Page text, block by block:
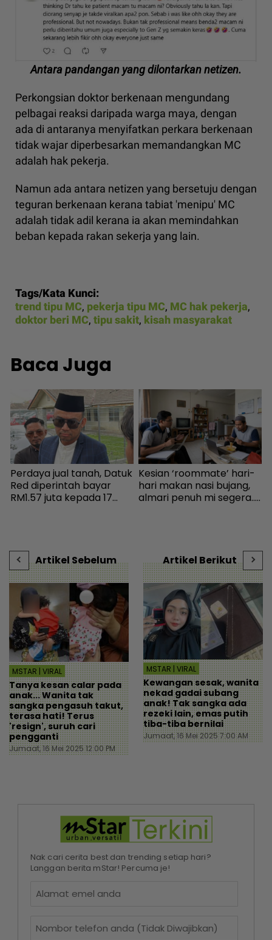
Antara pandangan yang dilontarkan netizen.
Perkongsian doktor berkenaan mengundang
pelbagai reaksi daripada warga maya, dengan
ada di antaranya menyifatkan perkara berkenaan
tidak wajar diperbesarkan memandangkan MC
adalah hak pekerja.
Namun ada antara netizen yang bersetuju dengan
teguran berkenaan kerana tabiat 'menipu' MC
adalah tidak adil kerana ia akan memindahkan
beban kepada rakan sekerja yang lain.
Tags/Kata Kunci:
trend tipu MC, pekerja tipu MC, MC hak pekerja,
doktor beri MC, tipu sakit, kisah masyarakat
Baca Juga
Perdaya jual tanah, Datuk
Red diperintah bayar
RM1.57 juta kepada 17
Kesian ‘roommate’ hari-
hari makan nasi bujang,
almari penuh mi segera...
Artikel Sebelum
MSTAR | VIRAL
Tanya kesan calar pada
anak... Wanita tak
sangka pengasuh takut,
terasa hati! Terus
'resign', suruh cari
pengganti
Jumaat, 16 Mei 2025 12:00 PM
Artikel Berikut
MSTAR | VIRAL
Kewangan sesak, wanita
nekad gadai subang
anak! Tak sangka ada
rezeki lain, emas putih
tiba-tiba bernilai
Jumaat, 16 Mei 2025 7:00 AM
Nak cari cerita best dan trending setiap hari?
Langgan berita mStar! Percuma je!